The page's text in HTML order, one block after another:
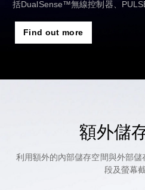
括DualSense™無線控制器、
Find out more
額外儲
利用額外的內部儲存空間與外部
段及螢幕截